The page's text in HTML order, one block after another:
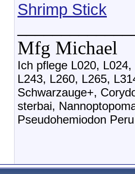
Shrimp Stick
Mfg Michael
Ich pflege L020,
L243, L260, L265,
Schwarzauge+,
sterbai,
Pseudohemiodon